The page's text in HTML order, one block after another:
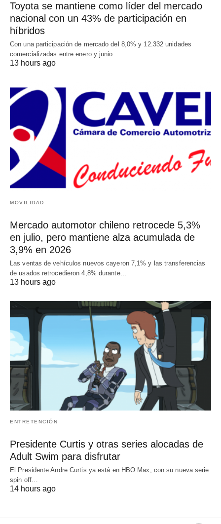
Toyota se mantiene como líder del mercado
nacional con un 43% de participación en
híbridos
Con una participación de mercado del 8,0% y 12.332 unidades
comercializadas entre enero y junio.…
13 hours ago
MOVILIDAD
Mercado automotor chileno retrocede 5,3%
en julio, pero mantiene alza acumulada de
3,9% en 2026
Las ventas de vehículos nuevos cayeron 7,1% y las transferencias
de usados retrocedieron 4,8% durante…
13 hours ago
ENTRETENCIÓN
Presidente Curtis y otras series alocadas de
Adult Swim para disfrutar
El Presidente Andre Curtis ya está en HBO Max, con su nueva serie
spin off…
14 hours ago